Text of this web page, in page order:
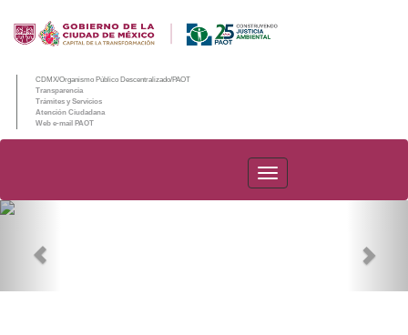
CDMX/Organismo Público Descentralizado/PAOT
Transparencia
Trámites y Servicios
Atención Ciudadana
Web e-mail PAOT
PAOT